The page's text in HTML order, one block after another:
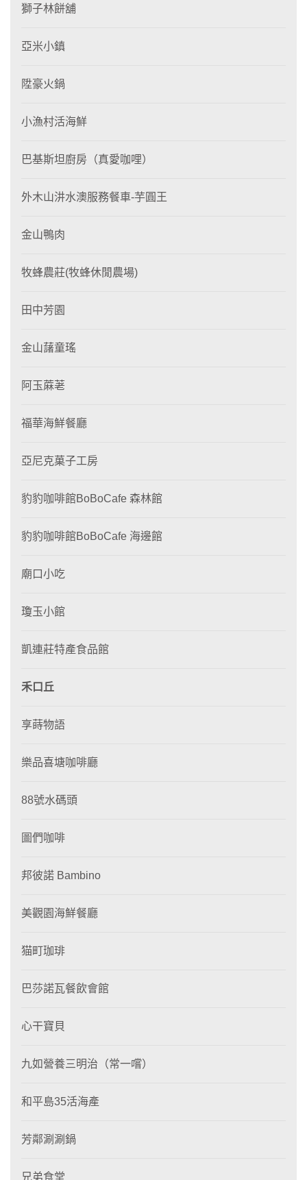
獅子林餅舖
亞米小鎮
陞豪火鍋
小漁村活海鮮
巴基斯坦廚房（真愛咖哩）
外木山汫水澳服務餐車-芋圓王
金山鴨肉
牧蜂農莊(牧蜂休閒農場)
田中芳園
金山藷童瑤
阿玉蔴荖
福華海鮮餐廳
亞尼克菓子工房
豹豹咖啡館BoBoCafe 森林館
豹豹咖啡館BoBoCafe 海邊館
廟口小吃
瓊玉小館
凱連莊特產食品館
禾口丘
享蒔物語
樂品喜塘咖啡廳
88號水碼頭
圖們咖啡
邦彼諾 Bambino
美觀園海鮮餐廳
猫町珈琲
巴莎諾瓦餐飲會館
心干寶貝
九如營養三明治（常一嚐）
和平島35活海產
芳鄰涮涮鍋
兄弟食堂